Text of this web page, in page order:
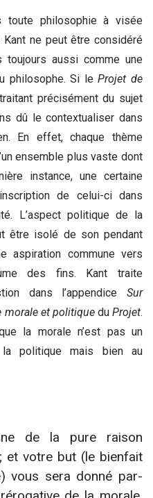
à visée
ne peut être considéré
toujours aussi comme une
philosophe. Si leProjet de
précisément du sujet
dû le contextualiser dans
En effet, chaque thème
ensemble plus vaste dont
instance, une certaine
de celui-ci dans
L’aspect politique de la
être isolé de son pendant
aspiration commune vers
des fins. Kant traite
dans l’appendice Sur
morale et politique duProjet.
la morale n’est pas un
la politique mais bien au
de la pure raison
et votre but (le bienfait
vous sera donné par-